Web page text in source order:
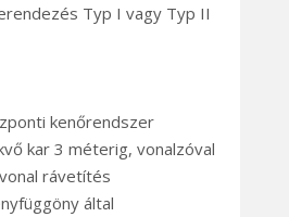
Typ I vagy Typ II
kenőrendszer
kar 3 méterig, vonalzóval
rávetítés
által